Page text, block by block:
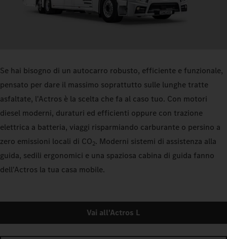
Se hai bisogno di un autocarro robusto, efficiente e funzionale,
pensato per dare il massimo soprattutto sulle lunghe tratte
asfaltate, l'Actros è la scelta che fa al caso tuo. Con motori
diesel moderni, duraturi ed efficienti oppure con trazione
elettrica a batteria, viaggi risparmiando carburante o persino a
zero emissioni locali di CO2. Moderni sistemi di assistenza alla
guida, sedili ergonomici e una spaziosa cabina di guida fanno
dell'Actros la tua casa mobile.
Vai all'Actros L